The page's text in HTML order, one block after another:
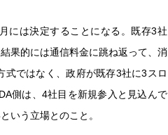
には決定することになる。既存3社
果的には通信料金に跳ね返って、消
ではなく、政府が既存3社に3スロ
側は、4社目を新規参入と見込んで
いう立場とのこと。